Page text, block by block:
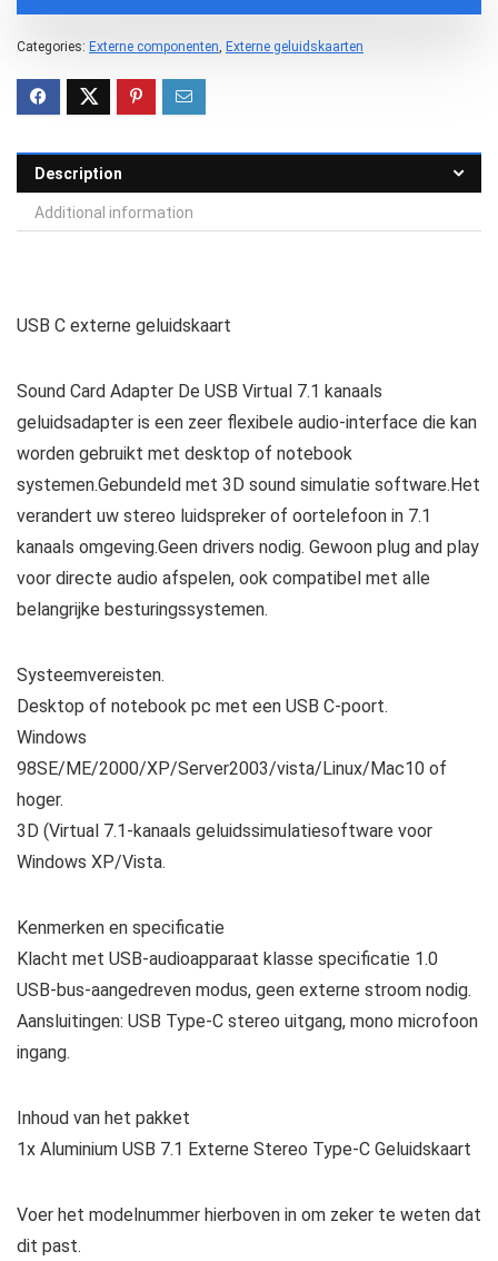
Categories: Externe componenten Externe geluidskaarten
Description
Additional information
USB C externe geluidskaart
Sound Card Adapter De USB Virtual 7.1 kanaals
geluidsadapter is een zeer flexibele audio-interface die kan
worden gebruikt met desktop of notebook
systemen.Gebundeld met 3D sound simulatie software.Het
verandert uw stereo luidspreker of oortelefoon in 7.1
kanaals omgeving.Geen drivers nodig. Gewoon plug and play
voor directe audio afspelen, ook compatibel met alle
belangrijke besturingssystemen.
Systeemvereisten.
Desktop of notebook pc met een USB C-poort.
Windows
98SE/ME/2000/XP/Server2003/vista/Linux/Mac10 of
hoger.
3D (Virtual 7.1-kanaals geluidssimulatiesoftware voor
Windows XP/Vista.
Kenmerken en specificatie
Klacht met USB-audioapparaat klasse specificatie 1.0
USB-bus-aangedreven modus, geen externe stroom nodig.
Aansluitingen: USB Type-C stereo uitgang, mono microfoon
ingang.
Inhoud van het pakket
1x Aluminium USB 7.1 Externe Stereo Type-C Geluidskaart
Voer het modelnummer hierboven in om zeker te weten dat
dit past.